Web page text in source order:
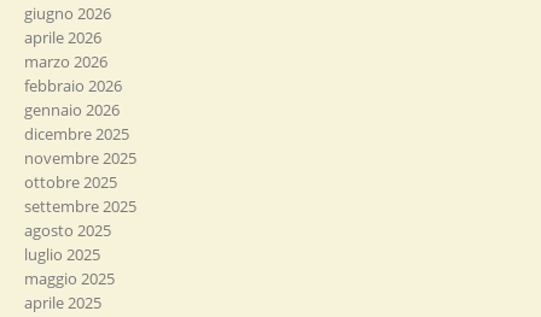
giugno 2026
aprile 2026
marzo 2026
febbraio 2026
gennaio 2026
dicembre 2025
novembre 2025
ottobre 2025
settembre 2025
agosto 2025
luglio 2025
maggio 2025
aprile 2025